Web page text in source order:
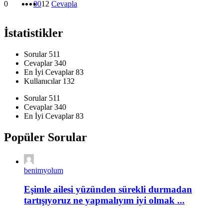
0 0012 Cevapla
İstatistikler
Sorular 511
Cevaplar340
En İyi Cevaplar83
Kullanıcılar 132
İstatistikler
Sorular 511
Cevaplar340
En İyi Cevaplar83
Popüler Sorular
benimyolum
Eşimle ailesi yüzünden sürekli durmadan
tartışıyoruz ne yapmalıyım iyi olmak ...